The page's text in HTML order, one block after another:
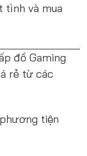
tình và mua
đồ Gaming
rẻ từ các
tiện